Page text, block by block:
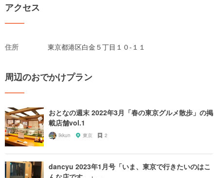
アクセス
住所 東京都港区白金５丁目１０-１１
周辺のおでかけプラン
おとなの週末 2022年3月「春の東京グルメ散歩」の掲
載店舗vol.1
Ikkun 東京 2
dancyu 2023年1月号「いま、東京で行きたいのはこ